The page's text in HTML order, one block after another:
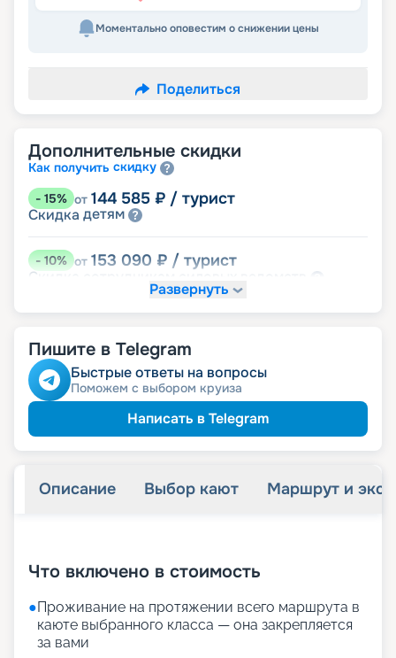
Моментально оповестим о снижении цены
Поделиться
Дополнительные скидки
Как получить скидку
- 15% от 144 585 ₽ / турист
Скидка детям
-10% от 153 090 ₽ / турист
Скидка сотрудникам силовых
Скидка многодетнымсемьям
действий и членам их
Развернуть
Пишите в Telegram
Быстрые ответы на вопросы
Поможем с выбором круиза
Написать в Telegram
Описание Выбор кают Маршрут и
Что включено в стоимость
●Проживание на протяжении всего маршрута в
каюте выбранного класса — она закрепляется
за вами